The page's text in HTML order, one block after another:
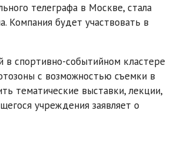
телеграфа в Москве, стала
Компания будет участвовать в
спортивно-событийном кластере
с возможностью съемки в
тематические выставки, лекции,
учреждения заявляет о